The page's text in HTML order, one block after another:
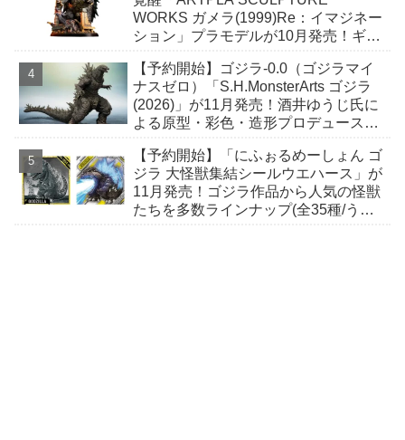
WORKS ガメラ(1999)Re：イマジネー
ション」プラモデルが10月発売！ギャ
緊迫の瞬間！
【予約開始】ゴジラ-0.0（ゴジラマイ
ナスゼロ）「S.H.MonsterArts ゴジラ
(2026)」が11月発売！酒井ゆうじ氏に
よる原型・彩色・造形プロデュースに
【予約開始】「にふぉるめーしょん ゴ
ジラ 大怪獣集結シールウエハース」が
11月発売！ゴジラ作品から人気の怪獣
たちを多数ラインナップ(全35種/うち